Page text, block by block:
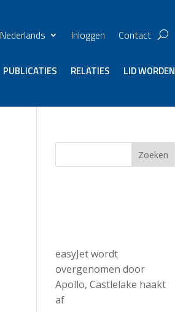
Nederlands Inloggen Contact
PUBLICATIES RELATIES LID WORDEN
Zoeken
easyJet wordt
overgenomen door
Apollo, Castlelake haakt
af